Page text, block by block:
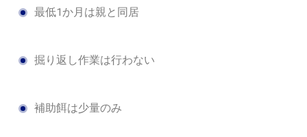
最低1か月は親と同居
掘り返し作業は行わない
補助餌は少量のみ